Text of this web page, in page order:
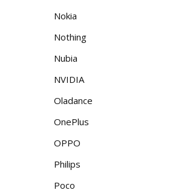
Nokia
Nothing
Nubia
NVIDIA
Oladance
OnePlus
OPPO
Philips
Poco